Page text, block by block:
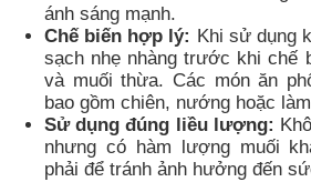
ánh sáng mạnh.
Chế biến hợp lý: Khi sử dụng
sạch nhẹ nhàng trước khi chế
và muối thừa. Các món ăn
bao gồm chiên, nướng hoặc
Sử dụng đúng liều lượng:
nhưng có hàm lượng muối
phải để tránh ảnh hưởng đến